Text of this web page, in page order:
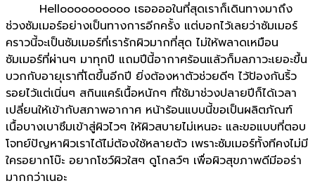
Helloooooooooo เธออออในที่สุดเราก็เดินทางมาถึง
ช่วงซัมเมอร์อย่างเป็นทางการอีกครั้ง แต่บอกไว้เลยว่าซัมเมอร์
คราวนี้จะเป็นซัมเมอร์ที่เรารักผิวมากที่สุด ไม่ให้พลาดเหมือน
ซัมเมอร์ที่ผ่านๆ มาทุกปี แถมปีนี้อากาศร้อนแล้วก็มลภาวะเยอะขึ้น
บวกกับอายุเราที่โตขึ้นอีกปี ยิ่งต้องหาตัวช่วยดีๆ ไว้ป้องกันริ้ว
รอยไว้แต่เนิ่นๆ สกินแคร์เนื้อหนักๆ ที่ใช้มาช่วงปลายปีก็ได้เวลา
เปลี่ยนให้เข้ากับสภาพอากาศ หน้าร้อนแบบนี้ขอเป็นผลิตภัณฑ์
เนื้อบางเบาซึมเข้าสู่ผิวไวๆ ให้ผิวสบายไม่เหนอะ และขอแบบที่ตอบ
โจทย์ปัญหาผิวเราได้ไม่ต้องใช้หลายตัว เพราะซัมเมอร์ทั้งทีคงไม่มี
ใครอยากโบ๊ะ อยากโชว์ผิวใสๆ ดูโกลว์ๆ เพื่อผิวสุขภาพดีมีออร่า
มากกว่าเนอะ